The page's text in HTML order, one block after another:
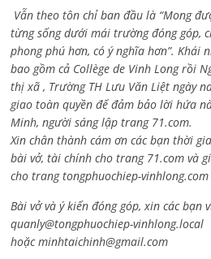
Vẫn theo tôn chỉ ban đầu là “Mong
từng sống dưới mái trường đóng góp,
phong phú hơn, có ý nghĩa hơn”. Khái
bao gồm cả Collège de Vinh Long rồi
thị xã , Trường TH Lưu Văn Liệt ngày
giao toàn quyền để đảm bảo lời hứa
Minh, người sáng lập trang 71.com.
Xin chân thành cám ơn các bạn thời
bài vở, tài chính cho trang 71.com và
cho trang tongphuochiep-vinhlong.com
Bài vở và ý kiến đóng góp, xin các bạn
quanly@tongphuochiep-vinhlong.local
hoặcminhtaichinh@gmail.com